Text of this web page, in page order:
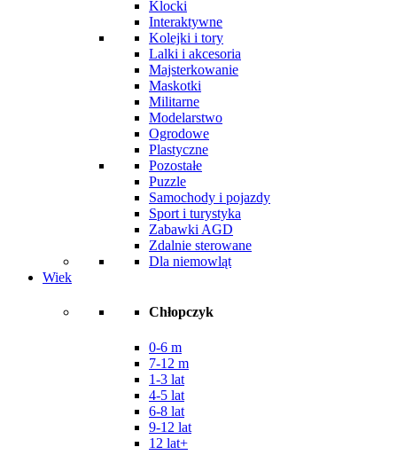
Klocki
Interaktywne
Kolejki i tory
Lalki i akcesoria
Majsterkowanie
Maskotki
Militarne
Modelarstwo
Ogrodowe
Plastyczne
Pozostałe
Puzzle
Samochody i pojazdy
Sport i turystyka
Zabawki AGD
Zdalnie sterowane
Dla niemowląt
Wiek
Chłopczyk
0-6 m
7-12 m
1-3 lat
4-5 lat
6-8 lat
9-12 lat
12 lat+